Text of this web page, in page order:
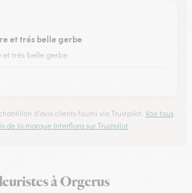
et trés belle gerbe
et trés belle gerbe
d'avis clients fourni via Trustpilot. Voir tous
de la marque Interflora sur Trustpilot
à Orgerus